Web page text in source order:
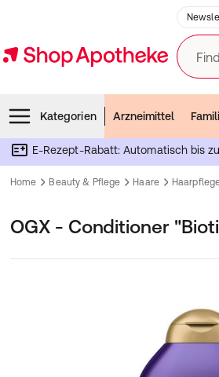
Kategorien
Arzneimittel
E-Rezept-Rabatt: Automatisch bis
Home Beauty & Pflege Haare
OGX - Conditioner